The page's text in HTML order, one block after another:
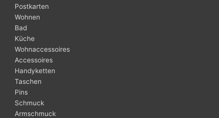
Postkarten
Wohnen
Bad
Küche
Wohnaccessoires
Accessoires
Handyketten
Taschen
Pins
Schmuck
Armschmuck